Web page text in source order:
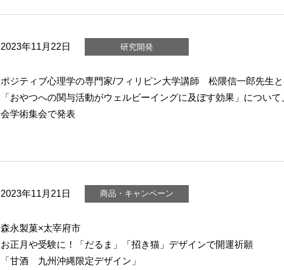
2023年11月22日 研究開発
ポジティブ心理学の専門家/フィリピン大学講師 松隈信一郎先生
「おやつへの関与活動がウェルビーイングに及ぼす効果」につい
会学術集会で発表
2023年11月21日 商品・キャンペーン
森永製菓×太宰府市
お正月や受験に！「だるま」「招き猫」デザインで開運祈願
「甘酒 九州沖縄限定デザイン」